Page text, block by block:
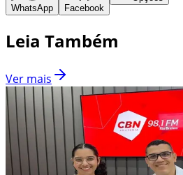
WhatsApp Facebook
Leia Também
Ver mais